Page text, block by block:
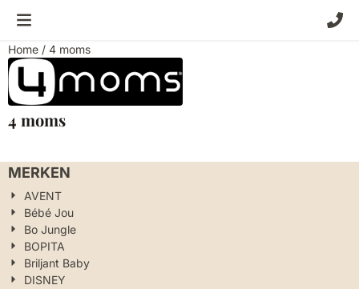
Home / 4 moms
4 moms
MERKEN
AVENT
Bébé Jou
Bo Jungle
BOPITA
Briljant Baby
DISNEY